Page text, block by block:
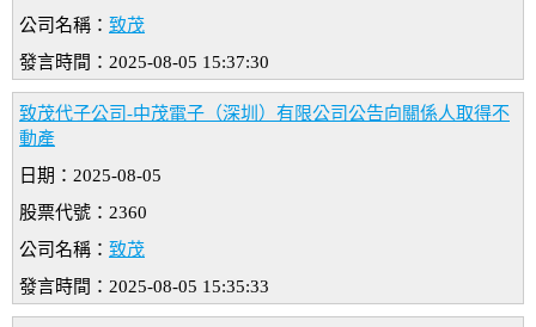
公司名稱： 致茂
發言時間：2025-08-05 15:37:30
致茂代子公司-中茂電子（深圳）有限公司公告向關係人取得不
動產
日期：2025-08-05
股票代號：2360
公司名稱： 致茂
發言時間：2025-08-05 15:35:33